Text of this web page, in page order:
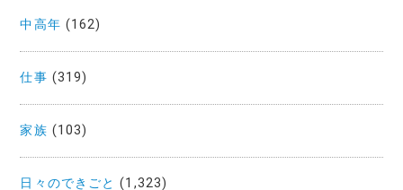
中高年 (162)
仕事 (319)
家族 (103)
日々のできごと (1,323)